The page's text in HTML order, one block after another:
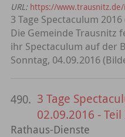
URL: https://
3 Tage Spectaculum
Die Gemeinde Trausnitz
ihr Spectaculum auf der
Sonntag, 04.09.2016
490. 3 Tage
02.09.2016 - Teil
Rathaus-Dienste